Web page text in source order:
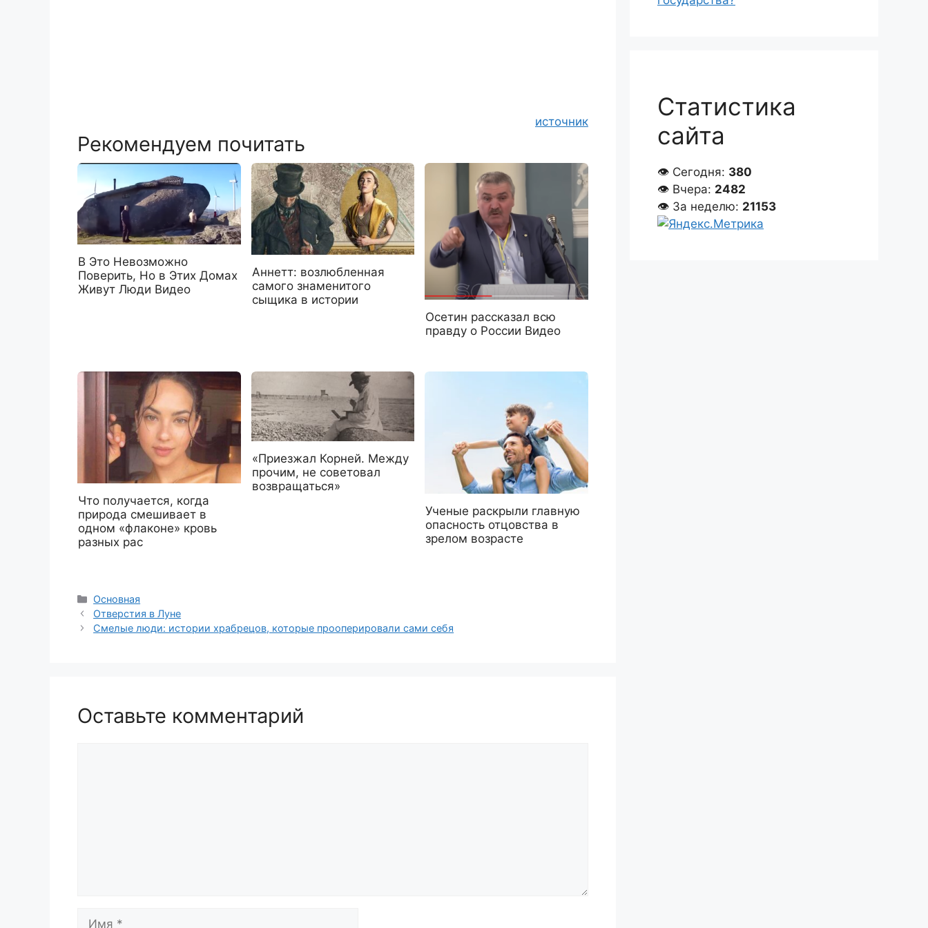
источник
Рекомендуем почитать
В Это Невозможно
Поверить, Но в Этих Домах
Живут Люди Видео
Аннетт: возлюбленная
самого знаменитого
сыщика в истории
Осетин рассказал всю
правду о России Видео
Что получается, когда
природа смешивает в
одном «флаконе» кровь
разных рас
«Приезжал Корней. Между
прочим, не советовал
возвращаться»
Ученые раскрыли главную
опасность отцовства в
зрелом возрасте
Рубрики
Основная
Отверстия в Луне
Смелые люди: истории храбрецов, которые прооперировали сами себя
Оставьте комментарий
Имя
Статистика
сайта
👁 Сегодня: 380
👁 Вчера: 2482
👁 За неделю: 21153